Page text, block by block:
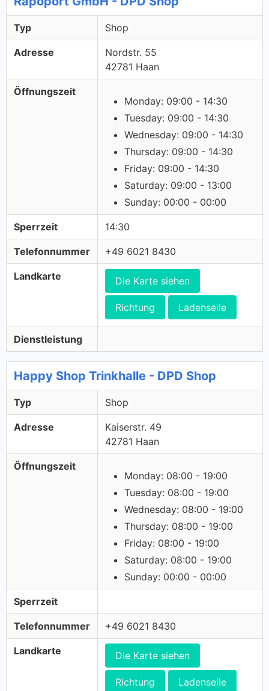
Typ Shop
Adresse
Nordstr. 55
42781 Haan
Öffnungszeit
Monday: 09:00 - 14:30
Tuesday: 09:00 - 14:30
Wednesday: 09:00 - 14:30
Thursday: 09:00 - 14:30
Friday: 09:00 - 14:30
Saturday: 09:00 - 13:00
Sunday: 00:00 - 00:00
Sperrzeit 14:30
Telefonnummer +49 6021 8430
Landkarte Die Karte siehen
Richtung Ladenseile
Dienstleistung
Happy Shop Trinkhalle - DPD Shop
Typ Shop
Adresse
Kaiserstr. 49
42781 Haan
Öffnungszeit
Monday: 08:00 - 19:00
Tuesday: 08:00 - 19:00
Wednesday: 08:00 - 19:00
Thursday: 08:00 - 19:00
Friday: 08:00 - 19:00
Saturday: 08:00 - 19:00
Sunday: 00:00 - 00:00
Sperrzeit
Telefonnummer +49 6021 8430
Landkarte Die Karte siehen
Richtung Ladenseile